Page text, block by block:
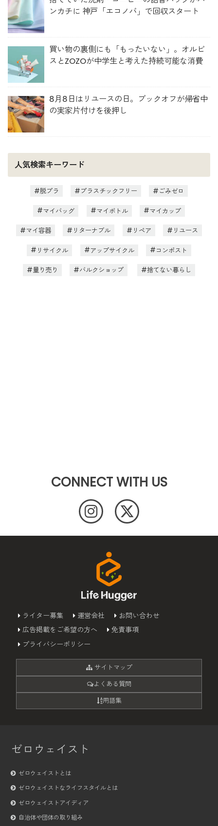
ンカチに 神戸「エコノバ」で回収スタート
買い物の裏側にも「もったいない」。オルビ
スとZOZOが中学生と考えた持続可能な消費
8月8日はリユースの日。ブックオフが帰省中
の実家片付けを後押し
人気検索キーワード
脱プラ プラスチックフリー ごみゼロ
マイバッグ マイボトル マイカップ
マイ容器 リターナブル リペア リユース
リサイクル アップサイクル コンポスト
量り売り バルクショップ 捨てない暮らし
CONNECT WITH US
ライター募集 運営会社
お問い合わせ
広告掲載をご希望の方へ
免責事項
プライバシーポリシー
サイトマップ
よくある質問
用語集
ゼロウェイスト
ゼロウェイストとは
ゼロウェイストなライフスタイルとは
ゼロウェイストアイディア
自治体や団体の取り組み